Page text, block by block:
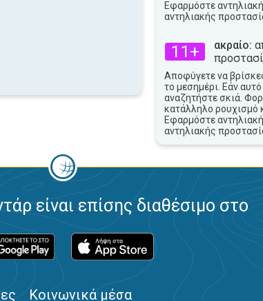
Εφαρμόστε
αντηλιακής
11+ ακραίο:
Αποφύγετε να
το μεσημέρι. Εάν αυτό
αναζητήστε σκιά.
κατάλληλο ρουχισμό
Εφαρμόστε
αντηλιακής
είναι επίσης διαθέσιμο στο
Κοινωνικά μέσα